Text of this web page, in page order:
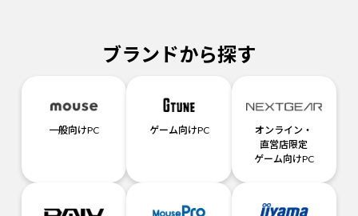
ブランドから探す
一般向けPC ゲーム向けPC
オンライン・
直営店限定
ゲーム向けPC